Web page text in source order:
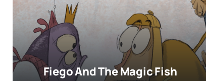
Fiego And The Magic Fish